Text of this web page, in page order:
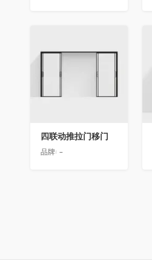
四联动推拉门移门
品牌: -